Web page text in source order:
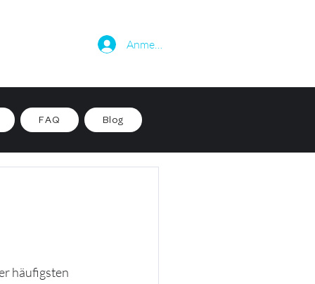
Anmelden
FAQ Blog
häufigsten